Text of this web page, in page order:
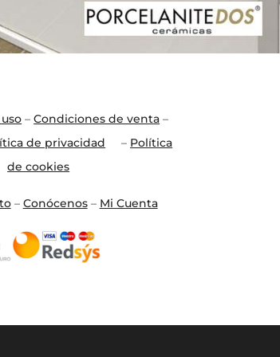
–Condiciones de venta –
de privacidad – Política
de cookies
– Conócenos– Mi Cuenta